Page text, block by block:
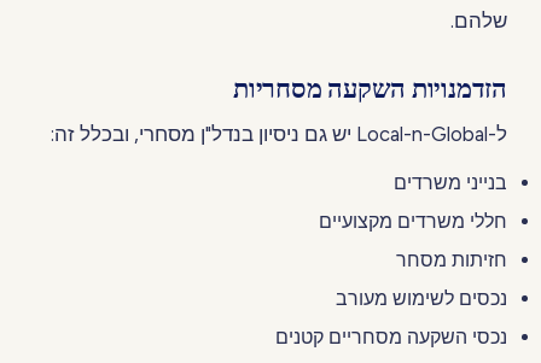
שלהם.
הזדמנויות השקעה מסחריות
ל-Local-n-Global יש גם ניסיון בנדל"ן מסחרי, ובכלל זה:
בנייני משרדים
חללי משרדים מקצועיים
חזיתות מסחר
נכסים לשימוש מעורב
נכסי השקעה מסחריים קטנים